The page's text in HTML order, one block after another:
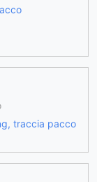
traccia pacco